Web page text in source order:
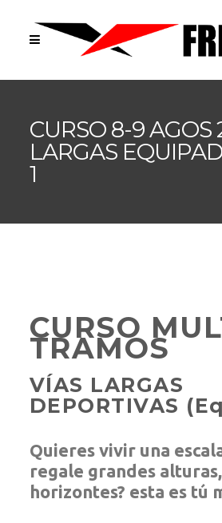
CURSO 8-9 AGOS
LARGAS
1
CURSO
TRAMOS
VÍAS LARGAS
DEPORTIVAS
Quieres vivir una
regale grandes
horizontes? esta es tú